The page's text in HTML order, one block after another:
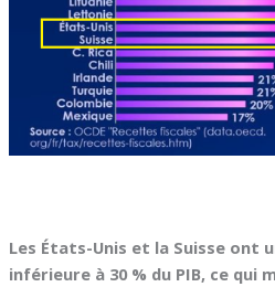
Les États-Unis et la Suisse ont
inférieure à 30 % du PIB, ce qui